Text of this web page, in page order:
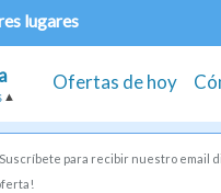
lugares
Ofertas de hoy
para recibir nuestro email